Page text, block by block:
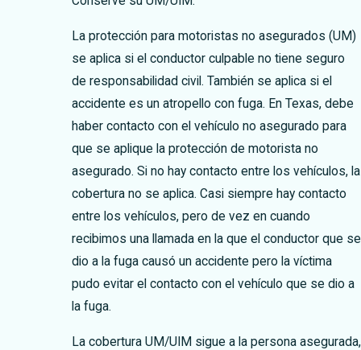
La protección para motoristas no asegurados (UM)
se aplica si el conductor culpable no tiene seguro
de responsabilidad civil. También se aplica si el
accidente es un atropello con fuga. En Texas, debe
haber contacto con el vehículo no asegurado para
que se aplique la protección de motorista no
asegurado. Si no hay contacto entre los vehículos, la
cobertura no se aplica. Casi siempre hay contacto
entre los vehículos, pero de vez en cuando
recibimos una llamada en la que el conductor que se
dio a la fuga causó un accidente pero la víctima
pudo evitar el contacto con el vehículo que se dio a
la fuga.
La cobertura UM/UIM sigue a la persona asegurada,